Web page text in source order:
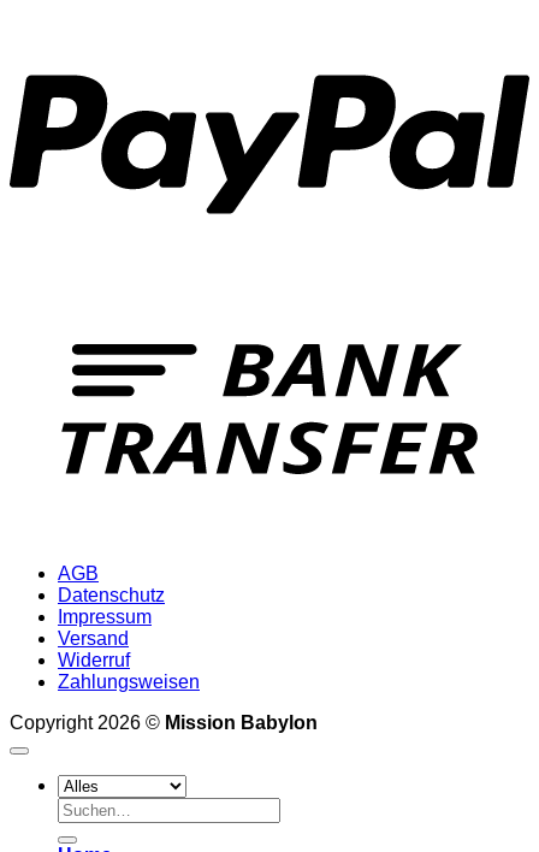
AGB
Datenschutz
Impressum
Versand
Widerruf
Zahlungsweisen
Copyright 2026 © Mission Babylon
Suchen
nach: